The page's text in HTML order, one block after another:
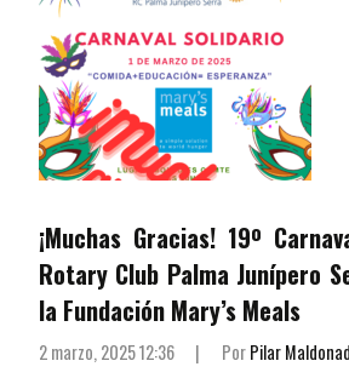
¡Muchas Gracias! 19º
Rotary Club Palma Junípero
la Fundación Mary’s Meals
2 marzo, 2025 12:36 | PorPilar